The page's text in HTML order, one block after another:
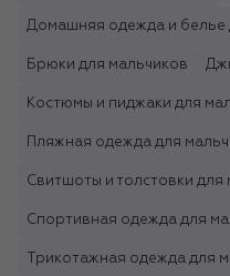
Домашняя одежда и белье
Брюки для мальчиков
Костюмы и пиджаки для
Пляжная одежда для
Свитшоты и толстовки для
Спортивная одежда для
Трикотажная одежда для